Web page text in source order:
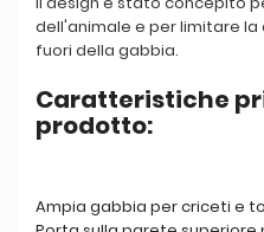
dell'animale e per limitare
fuori della gabbia.
Caratteristiche
prodotto:
Ampia gabbia per criceti e